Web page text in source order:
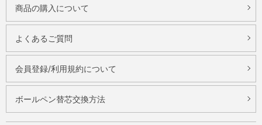
商品の購入について
よくあるご質問
会員登録/利用規約について
ボールペン替芯交換方法